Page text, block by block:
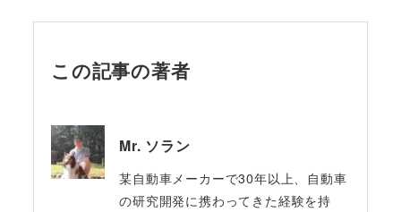
この記事の著者
Mr. ソラン
某自動車メーカーで30年以上、自動車
の研究開発に携わってきた経験を持